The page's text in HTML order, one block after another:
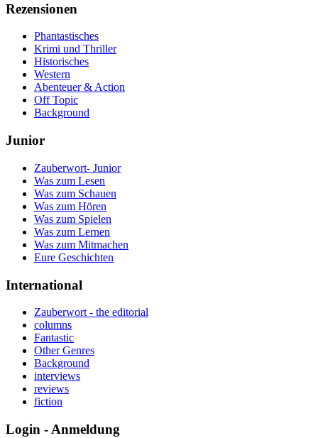
Rezensionen
Phantastisches
Krimi und Thriller
Historisches
Western
Abenteuer & Action
Off Topic
Background
Junior
Zauberwort- Junior
Was zum Lesen
Was zum Schauen
Was zum Hören
Was zum Spielen
Was zum Lernen
Was zum Mitmachen
Eure Geschichten
International
Zauberwort - the editorial
columns
Fantastic
Other Genres
Background
interviews
reviews
fiction
Login - Anmeldung